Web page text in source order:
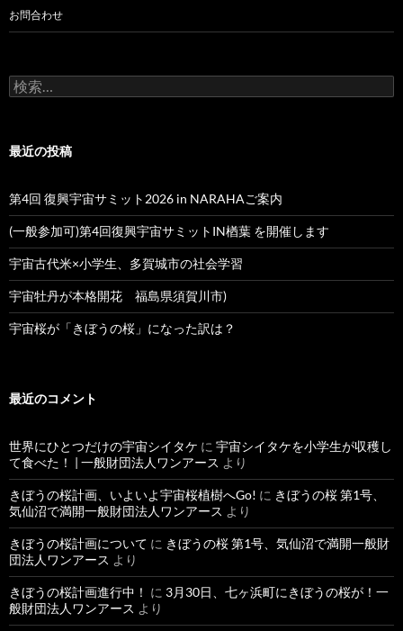
お問合わせ
検
索:
最近の投稿
第4回 復興宇宙サミット2026 in NARAHAご案内
(一般参加可)第4回復興宇宙サミットIN楢葉 を開催します
宇宙古代米×小学生、多賀城市の社会学習
宇宙牡丹が本格開花 福島県須賀川市)
宇宙桜が「きぼうの桜」になった訳は？
最近のコメント
世界にひとつだけの宇宙シイタケ に 宇宙シイタケを小学生が収穫し
て食べた！ | 一般財団法人ワンアース より
きぼうの桜計画、いよいよ宇宙桜植樹へGo! に きぼうの桜 第1号、
気仙沼で満開一般財団法人ワンアース より
きぼうの桜計画について に きぼうの桜 第1号、気仙沼で満開一般財
団法人ワンアース より
きぼうの桜計画進行中！ に 3月30日、七ヶ浜町にきぼうの桜が！一
般財団法人ワンアース より